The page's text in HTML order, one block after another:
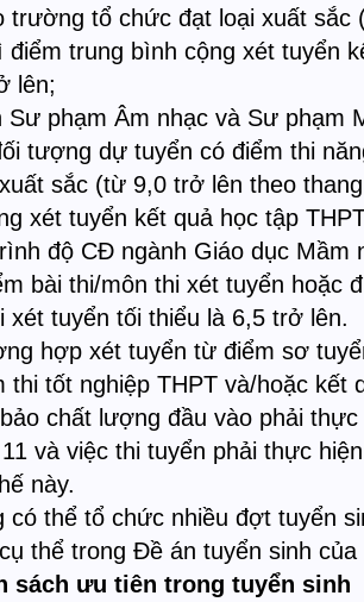
trường tổ chức đạt loại xuất
điểm trung bình cộng xét tuyển
lên;
phạm Âm nhạc và Sư phạm
tượng dự tuyển có điểm thi
sắc (từ 9,0 trở lên theo
xét tuyển kết quả học tập
độ CĐ ngành Giáo dục Mầm
bài thi/môn thi xét tuyển hoặc
xét tuyển tối thiểu là 6,5 trở lên.
xét tuyển từ điểm sơ
thi tốt nghiệp THPT và/hoặc kết
chất lượng đầu vào phải
và việc thi tuyển phải thực
này.
có thể tổ chức nhiều đợt tuyển
thể trong Đề án tuyển sinh
sách ưu tiên trong tuyển sinh